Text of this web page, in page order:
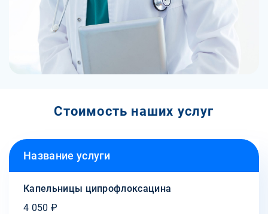
Стоимость наших услуг
Название услуги
Капельницы ципрофлоксацина
4 050 ₽